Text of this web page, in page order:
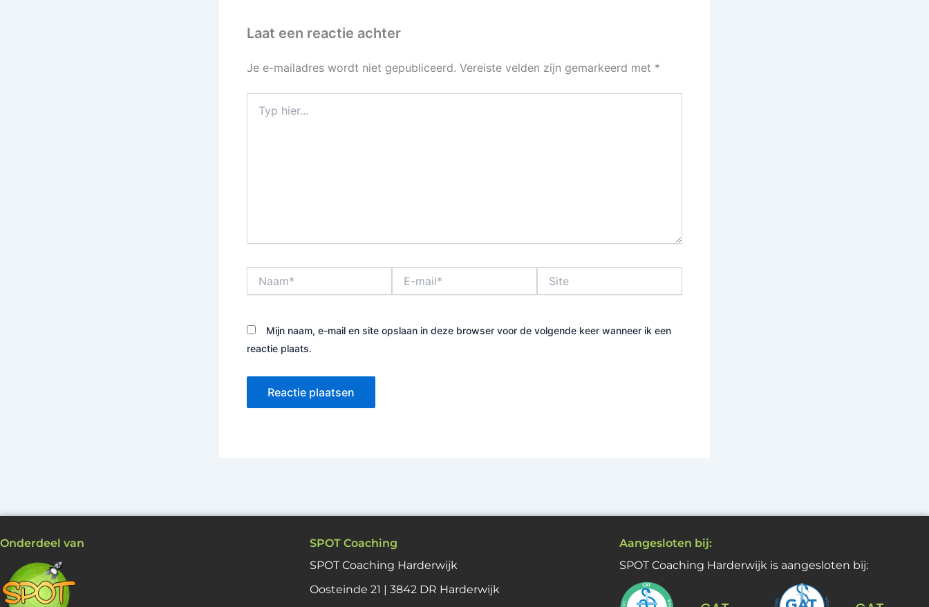
Laat een reactie achter
Je e-mailadres wordt niet gepubliceerd. Vereiste velden zijn gemarkeerd met *
hier...
mail*
Mijn naam, e-mail en site opslaan in deze browser voor de volgende keer wanneer ik een
reactie plaats.
Onderdeel van
SPOT Coaching
SPOT Coaching Harderwijk
Oosteinde 21 | 3842 DR Harderwijk
Aangesloten bij:
SPOT Coaching Harderwijk is aangesloten bij: